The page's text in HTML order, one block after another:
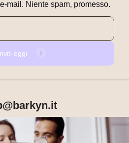
mail. Niente spam, promesso.
oggi